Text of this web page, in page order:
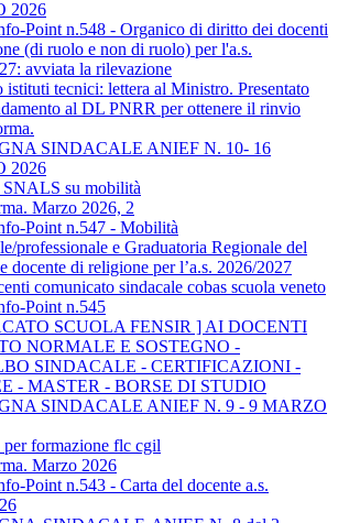
2026
Point n.548 - Organico di diritto dei docenti
(di ruolo e non di ruolo) per l'a.s.
avviata la rilevazione
istituti tecnici: lettera al Ministro. Presentato
al DL PNRR per ottenere il rinvio
SINDACALE ANIEF N. 10- 16
2026
su mobilità
Marzo 2026, 2
Point n.547 - Mobilità
professionale e Graduatoria Regionale del
docente di religione per l’a.s. 2026/2027
comunicato sindacale cobas scuola veneto
Point n.545
SCUOLA FENSIR ] AI DOCENTI
NORMALE E SOSTEGNO -
SINDACALE - CERTIFICAZIONI -
- MASTER - BORSE DI STUDIO
SINDACALE ANIEF N. 9 - 9 MARZO
formazione flc cgil
Marzo 2026
Point n.543 - Carta del docente a.s.